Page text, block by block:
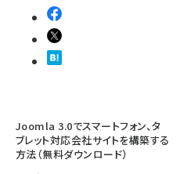
Joomla 3.0でスマートフォン、タ
ブレット対応会社サイトを構築する
方法（無料ダウンロード）